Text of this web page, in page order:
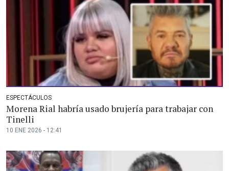
ESPECTÁCULOS
Morena Rial habría usado brujería para trabajar con
Tinelli
10 ENE 2026 - 12:41